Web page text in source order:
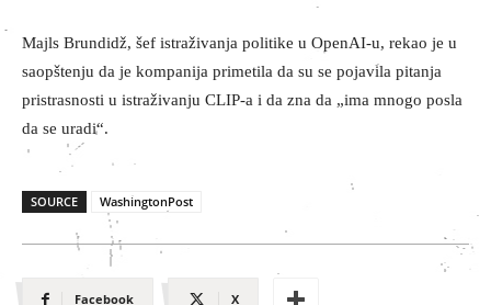
Majls Brundidž, šef istraživanja politike u OpenAI-u, rekao je u
saopštenju da je kompanija primetila da su se pojavila pitanja
pristrasnosti u istraživanju CLIP-a i da zna da „ima mnogo posla
da se uradi“.
SOURCE WashingtonPost
Facebook X